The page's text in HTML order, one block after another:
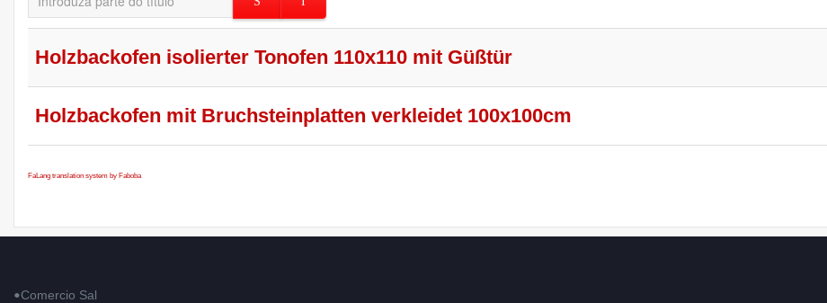
Holzbackofen isolierter Tonofen 110x110 mit Güßtür
Holzbackofen mit Bruchsteinplatten verkleidet 100x100cm
FaLang translation system by Faboba
Comercio Sal